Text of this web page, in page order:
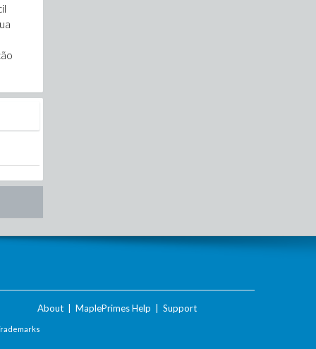
About MaplePrimes Help Support